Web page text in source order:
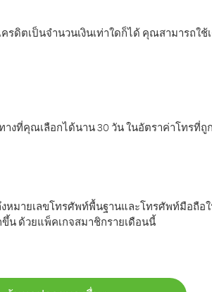
รดิตเป็นจำนวนเงินเท่าใดก็ได้ คุณสามารถใ
งที่คุณเลือกได้นาน 30 วัน ในอัตราค่าโทรที่ถู
หมายเลขโทรศัพท์พื้นฐานและโทรศัพท์มือถือ
น ด้วยแพ็คเกจสมาชิกรายเดือนนี้